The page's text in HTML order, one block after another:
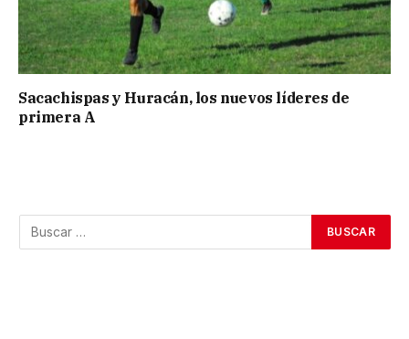
Sacachispas y Huracán, los nuevos líderes de
primera A